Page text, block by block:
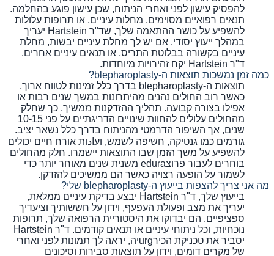
להפסיק עישון לפני ואחרי הניתוח, שכן עישון פוגע בהחלמה.
תנאים רפואיים מסוימים, מחלות עיניים, או תרופות עלולות
להשפיע על כושר ההתאמה שלך, שד"ר Hartstein יעריך
במהלך ייעוץ יסודי. אם יש לך מחלת עיניים יבשות, מחלת
עיניים בקשורה בבלוטת התריס, או תנאים עיניים אחרים,
ד"ר Hartstein יקח זהירויות מיוחדות.
כמה זמן נמשכות תוצאות ה-blepharoplasty?
תוצאות ה-blepharoplasty בדרך כלל זמינות לטווח ארוך,
כאשר רוב החולים נהנים מהיתרונות במשך שנים רבות או
אפילו בצורה קבועה. תהליך ההזדקנות ממשיך, כך שחלק
מהחולים עלולים להחוות שינויים הדריגתיים על פני 10-15
שנים, אך השיפור הדרמטי מהניתוח בדרך כלל נשאר יציב.
גורמים כמו גנטיקה, חשיפה לשמש, ועادות אורח חיים יכולים
להשפיע על משך הזמן שבו התוצאות יישמרו. חלק מהחולים
בוחרים לעבור פרוצedura משנית שנים מאוחר יותר כדי
לשמור על הופעה רצויה כאשר הם ממשיכים להזדקן.
מה אני צריך להצפות בייעוץ ה-blepharoplasty שלי?
בייעוץ שלך, ד"ר Hartstein יבצע בדיקת עיניים ממלאת,
יעריך את מצב ופעולת העפעף, וידון על חששותיך וציעדיך
ספציפיים. הם יבדוקו את היסטוריית הרפואה שלך, תרופות
נוכחיות, וכל ניתוחי עיניים או תנאים קודמים. ד"ר Hartstein
יסביר את טכניקת הכירurgיה, יראה לך תמונות לפני ואחרי
של מקרים דומים, וידון על תוצאות סבירות וסיכונים